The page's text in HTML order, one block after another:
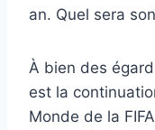
an. Quel sera
À bien des
est la
Monde de la